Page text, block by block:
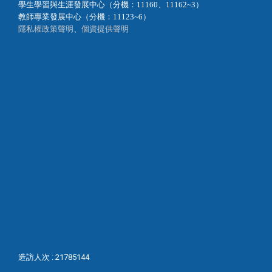
學生學習與生涯發展中心（分機：11160、11162~3）
教師專業發展中心（分機：11123~6）
隱私權政策聲明 、 個資提供聲明
造訪人次 : 21785144